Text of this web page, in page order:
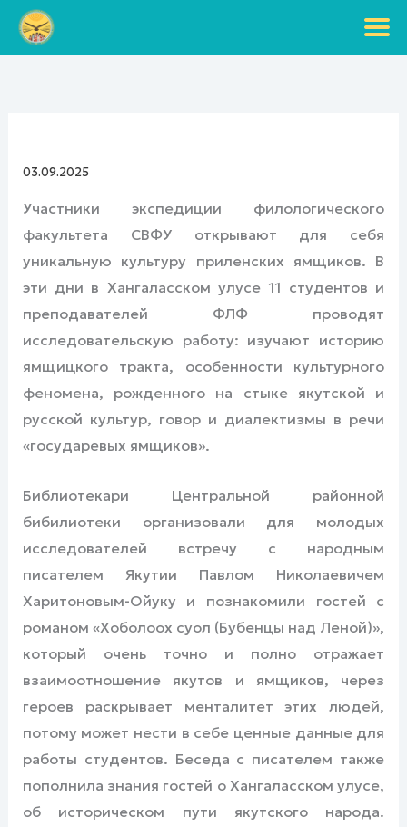
Перейти
03.09.2025
Участники экспедиции филологического
факультета СВФУ открывают для себя
уникальную культуру приленских ямщиков. В
эти дни в Хангаласском улусе 11 студентов и
преподавателей ФЛФ проводят
исследовательскую работу: изучают историю
ямщицкого тракта, особенности культурного
феномена, рожденного на стыке якутской и
русской культур, говор и диалектизмы в речи
«государевых ямщиков».
Библиотекари Центральной районной
бибилиотеки организовали для молодых
исследователей встречу с народным
писателем Якутии Павлом Николаевичем
Харитоновым-Ойуку и познакомили гостей с
романом «Хоболоох суол (Бубенцы над Леной)»,
который очень точно и полно отражает
взаимоотношение якутов и ямщиков, через
героев раскрывает менталитет этих людей,
потому может нести в себе ценные данные для
работы студентов. Беседа с писателем также
пополнила знания гостей о Хангаласском улусе,
об историческом пути якутского народа.